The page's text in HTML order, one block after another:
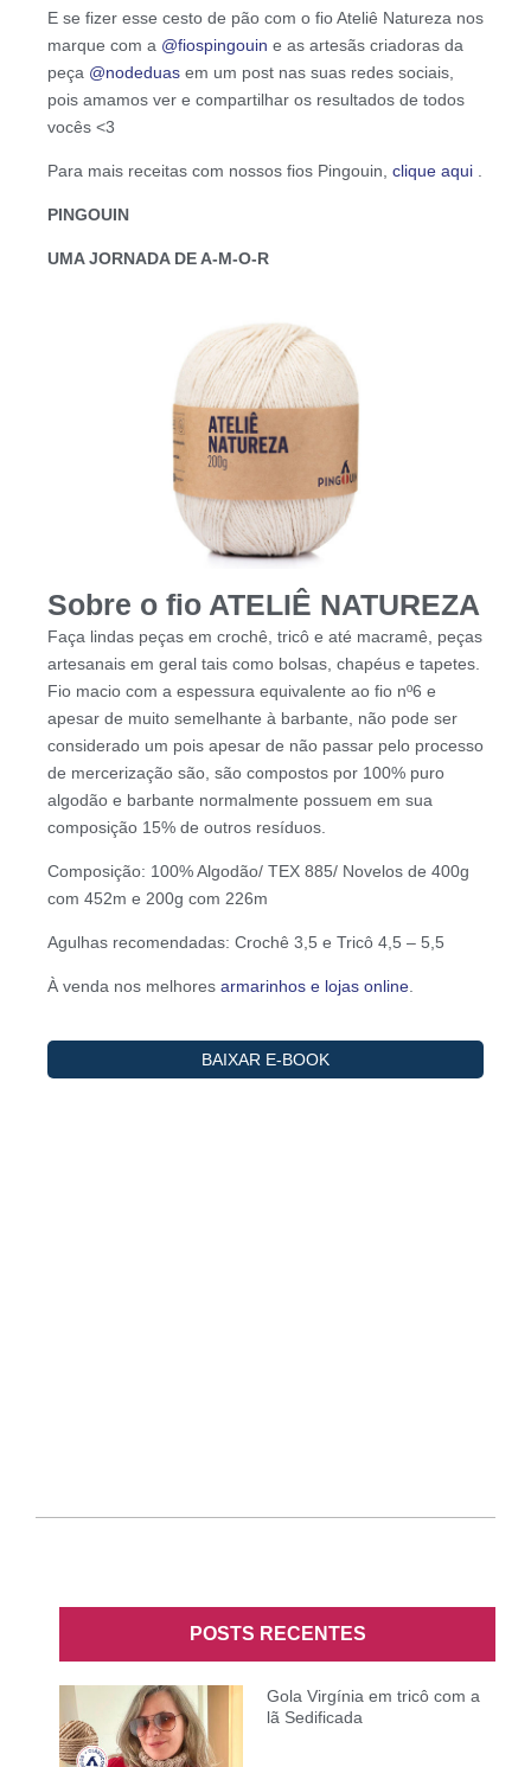
E se fizer esse cesto de pão com o fio Ateliê Natureza nos
marque com a @fiospingouin e as artesãs criadoras da
peça @nodeduas em um post nas suas redes sociais,
pois amamos ver e compartilhar os resultados de todos
vocês <3
Para mais receitas com nossos fios Pingouin, clique aqui
PINGOUIN
UMA JORNADA DE A-M-O-R
Sobre o fio ATELIÊ NATUREZA
Faça lindas peças em crochê, tricô e até macramê, peças
artesanais em geral tais como bolsas, chapéus e tapetes.
Fio macio com a espessura equivalente ao fio nº6 e
apesar de muito semelhante à barbante, não pode ser
considerado um pois apesar de não passar pelo processo
de mercerização são, são compostos por 100% puro
algodão e barbante normalmente possuem em sua
composição 15% de outros resíduos.
Composição: 100% Algodão/ TEX 885/ Novelos de 400g
com 452m e 200g com 226m
Agulhas recomendadas: Crochê 3,5 e Tricô 4,5 – 5,5
À venda nos melhores armarinhos e lojas online
POSTS RECENTES
Gola Virgínia em tricô com a
lã Sedificada